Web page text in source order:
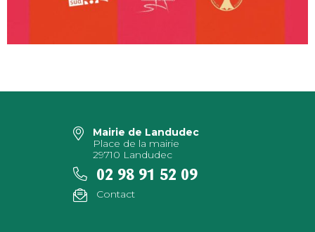
Mairie de Landudec
Place de la mairie
29710 Landudec
02 98 91 52 09
Contact